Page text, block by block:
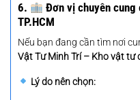
6. Đơn vị chuyên
TP.HCM
Nếu bạn đang cần tìm nơi
Vật Tư Minh Trí – Kho vật tư
Lý do nên chọn: